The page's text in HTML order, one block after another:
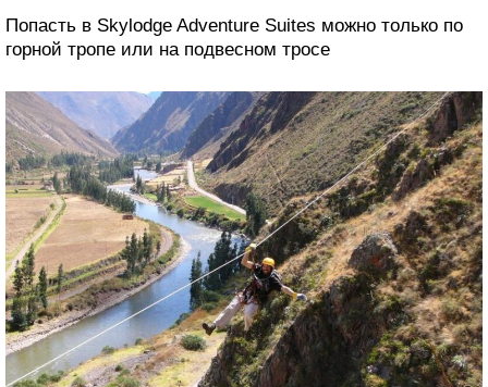
Попасть в Skylodge Adventure Suites можно только по
горной тропе или на подвесном тросе